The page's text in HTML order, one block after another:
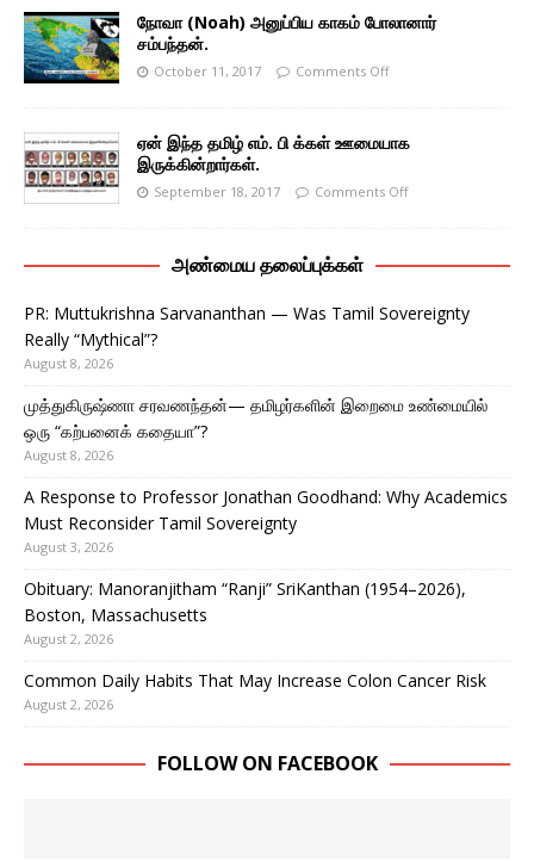
நோவா (Noah) அனுப்பிய காகம் போலானார்
சம்பந்தன்.
October 11, 2017 Comments Off
ஏன் இந்த தமிழ் எம். பி க்கள் ஊமையாக
இருக்கின்றார்கள்.
September 18, 2017 Comments Off
அண்மைய தலைப்புக்கள்
PR: Muttukrishna Sarvananthan — Was Tamil Sovereignty
Really “Mythical”?
August 8, 2026
முத்துகிருஷ்ணா சரவணந்தன்— தமிழர்களின் இறைமை உண்மையில்
ஒரு “கற்பனைக் கதையா”?
August 8, 2026
A Response to Professor Jonathan Goodhand: Why Academics
Must Reconsider Tamil Sovereignty
August 3, 2026
Obituary: Manoranjitham “Ranji” SriKanthan (1954–2026),
Boston, Massachusetts
August 2, 2026
Common Daily Habits That May Increase Colon Cancer Risk
August 2, 2026
FOLLOW ON FACEBOOK